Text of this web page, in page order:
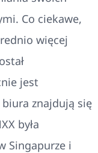
Co ciekawe,
więcej
jest
znajdują się
była
Singapurze i